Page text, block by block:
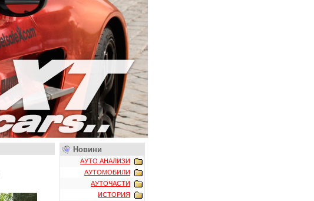
Новини
АУТО АНАЛИЗИ
АУТОМОБИЛИ
АУТОЧАСТИ
ИСТОРИЯ